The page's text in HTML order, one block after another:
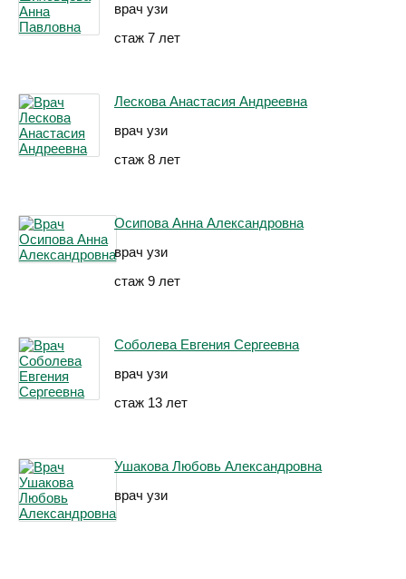
врач узи
стаж 7 лет
Лескова Анастасия Андреевна
врач узи
стаж 8 лет
Осипова Анна Александровна
врач узи
стаж 9 лет
Соболева Евгения Сергеевна
врач узи
стаж 13 лет
Ушакова Любовь Александровна
врач узи